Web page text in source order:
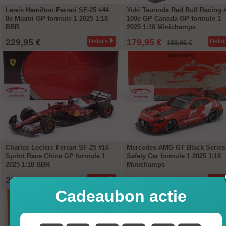
Lewis Hamilton Ferrari SF-25 #44
8e Miami GP formule 1 2025 1:18
BBR
229,95 € Details
Yuki Tsunoda Red Bull Racing
100e GP Canada GP formule 1
2025 1:18 Minichamps
179,95 € 199,96 €
Charles Leclerc Ferrari SF-25 #16
Sprint Race China GP formule 1
2025 1:18 BBR
229,95 € Details
Mercedes-AMG GT Black Series
Safety Car formule 1 2025 1:18
Minichamps
249,95 €
Cadeaubon actie